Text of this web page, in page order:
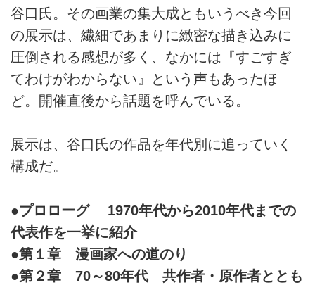
谷口氏。その画業の集大成ともいうべき今回
の展示は、繊細であまりに緻密な描き込みに
圧倒される感想が多く、なかには『すごすぎ
てわけがわからない』という声もあったほ
ど。開催直後から話題を呼んでいる。
展示は、谷口氏の作品を年代別に追っていく
構成だ。
●プロローグ 1970年代から2010年代までの
代表作を一挙に紹介
●第１章 漫画家への道のり
●第２章 70～80年代 共作者・原作者ととも